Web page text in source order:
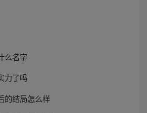
么名字
力了吗
的结局怎么样